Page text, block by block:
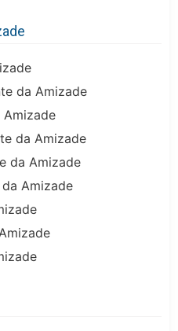
da Amizade
Amizade
da Amizade
da Amizade
Amizade